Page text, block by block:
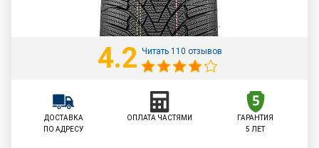
4.2 Читать 110 отзывов
ДОСТАВКА
ПО АДРЕСУ
ОПЛАТА ЧАСТЯМИ
ГАРАНТИЯ
5 ЛЕТ